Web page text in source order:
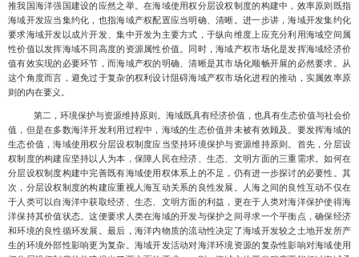
推我国海洋强国建设的应然之举。在海域使用权分层设权制度的构建中，效率原则既指
海域开发应当集约化，也指海域产权配置应当明确、清晰。进一步讲，海域开发集约化
要求海域开发以成片开发、集中开发为主要方式，于纵向维度上应充分利用海域空间属
性价值以发挥海域不同高度的资源属性价值。同时，海域产权市场化是发挥海域经济价
值有效实现的必要环节，而海域产权的明确、清晰是其市场化顺畅开展的必然要求。从
这个角度而言，避免过于复杂的权利设计阻碍海域产权市场化进程的推动，实属效率原
则的内在要义。
第二，环境保护与资源维持原则。海域既具有经济价值，也具有生态价值与社会价
值 ，但是在多数海洋开发利用过程中，海域的生态价值并未被有效顾及。要发挥海域的
生态价值，海域使用权分层设权制 度应当坚持环境保护与资源维持原则。首先，分层设
权制度的构建应坚持以人为本，保障人民在经济、生态、文明方面的三重需求。如何在
分层设权制度构建中完善既有海域使用权体系上的不足，仍有进一步探讨的必要性。其
次，分层设权制度的构建应重视人海互动关系的良性发展。人海之间的良性互动不仅在
于人类可以自海洋中获取经济、生态、文明方面的利益，更在于人类对海洋保护使得海
洋保持其价值状态。这便要求人类在海域的开发与保护之间寻求一个平衡点，确保经济
和环境的良性循环发展 。最后，海洋内物质的流动性决定了海域开发较之土地开发所产
生的环境外部性影响更为复杂。 海域开发活动对海洋环境资源的复杂性影响对海域使用